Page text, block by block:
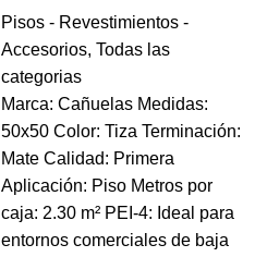
Pisos - Revestimientos -
Accesorios, Todas las
categorias
Marca: Cañuelas Medidas:
50x50 Color: Tiza Terminación:
Mate Calidad: Primera
Aplicación: Piso Metros por
caja: 2.30 m² PEI-4: Ideal para
entornos comerciales de baja